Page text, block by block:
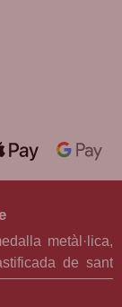
metàl·lica,
de sant
amb